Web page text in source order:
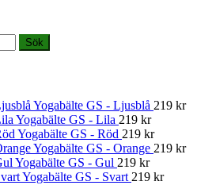
Sök
Yogabälte GS - Ljusblå 219 kr
Yogabälte GS - Lila 219 kr
Yogabälte GS - Röd 219 kr
Yogabälte GS - Orange 219 kr
Yogabälte GS - Gul 219 kr
Yogabälte GS - Svart 219 kr